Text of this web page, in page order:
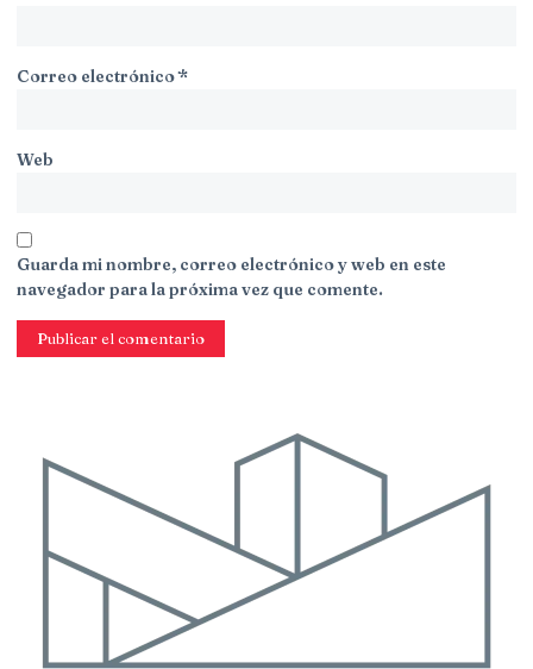
Correo electrónico*
Web
Guarda mi nombre, correo electrónico y web en este
navegador para la próxima vez que comente.